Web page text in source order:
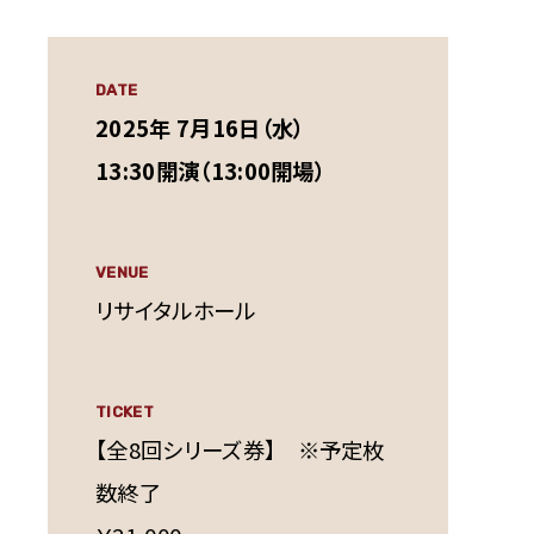
DATE
2025年 7月16日（水）
13:30開演（13:00開場）
VENUE
リサイタルホール
TICKET
【全8回シリーズ券】 ※予定枚
数終了